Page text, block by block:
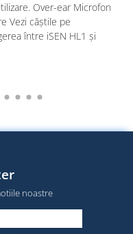
Over-ear Microfon
Vezi căștile pe
între iSEN HL1 și
noastre